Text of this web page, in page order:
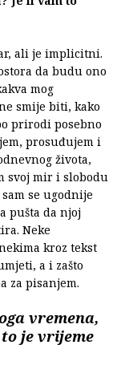
ali je implicitni.
da budu ono
mog
smije biti, kako
prirodi posebno
prosuđujem i
života,
svoj mir i slobodu
se ugodnije
pušta da njoj
Neke
kroz tekst
a i zašto
za pisanjem.
vremena,
je vrijeme